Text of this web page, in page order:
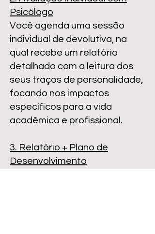
Psicólogo
Você agenda uma sessão
individual de devolutiva, na
qual recebe um relatório
detalhado com a leitura dos
seus traços de personalidade,
focando nos impactos
específicos para a vida
acadêmica e profissional.
3. Relatório + Plano de
Desenvolvimento